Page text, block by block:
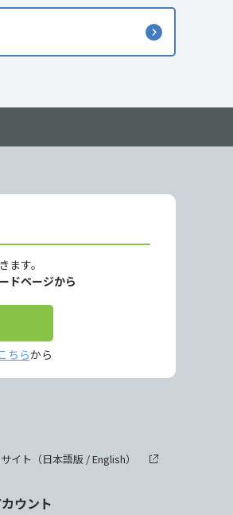
す。
ドページから
ちらから
イト（日本語版 /English）
ウント